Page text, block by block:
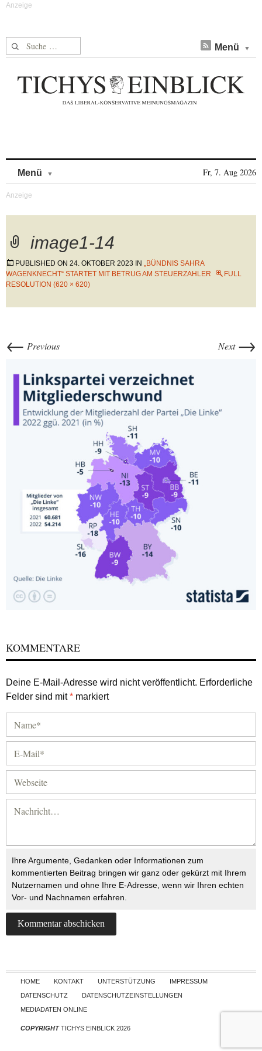
Suche nach: Menü
Menü Fr, 7. Aug 2026
image1-14
PUBLISHED ON 24. OKTOBER 2023 IN „BÜNDNIS SAHRA
WAGENKNECHT“ STARTET MIT BETRUG AM STEUERZAHLER
FULL
RESOLUTION (620 × 620)
← Previous Next →
KOMMENTARE
Deine E-Mail-Adresse wird nicht veröffentlicht. Erforderliche
Felder sind mit* markiert
Ihre Argumente, Gedanken oder Informationen zum
kommentierten Beitrag bringen wir ganz oder gekürzt mit Ihrem
Nutzernamen und ohne Ihre E-Adresse, wenn wir Ihren echten
Vor- und Nachnamen erfahren.
Skip to content
HOME KONTAKT UNTERSTÜTZUNG
IMPRESSUM
DATENSCHUTZ
DATENSCHUTZEINSTELLUNGEN
MEDIADATEN ONLINE
COPYRIGHTTICHYS EINBLICK 2026